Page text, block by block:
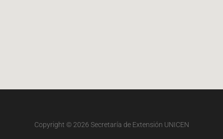
Copyright © 2026 Secretaría de Extensión UNICEN